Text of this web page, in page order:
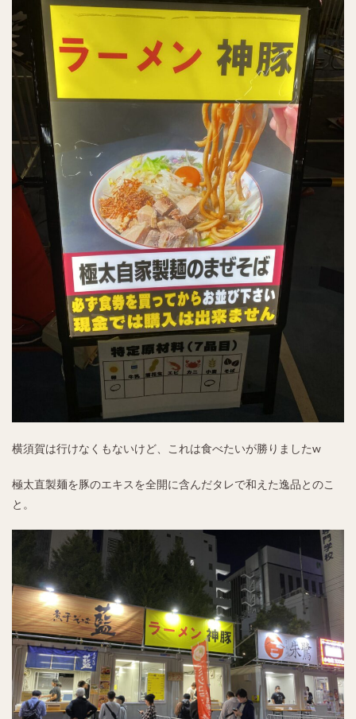
横須賀は行けなくもないけど、これは食べたいが勝りましたw
極太直製麺を豚のエキスを全開に含んだタレで和えた逸品とのこ
と。